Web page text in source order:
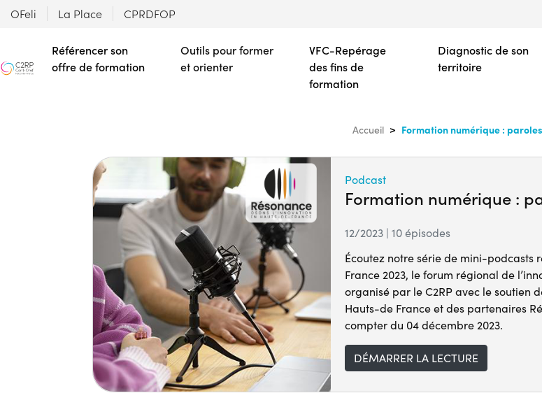
contenu
principal
OFeli La Place CPRDFOP
Référencer son
offre de formation
Outils pour former
et orienter
VFC-Repérage
des fins de
formation
Diagnostic de son
territoire
Accueil Formation numérique :
Podcast
Formation numérique :
12/2023 | 10 épisodes
Écoutez notre série de mini-podcasts
France 2023, le forum régional de
organisé par le C2RP avec le soutien
Hauts-de France et des partenaires
compter du 04 décembre 2023.
DÉMARRER LA LECTURE